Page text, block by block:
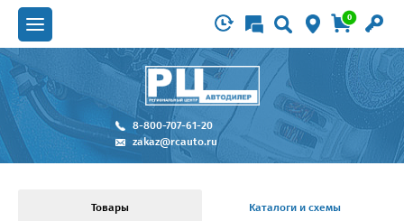
0
8-800-707-61-20
zakaz@rcauto.ru
Товары Каталоги и схемы